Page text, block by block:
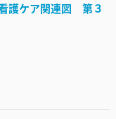
護ケア関連図 第３